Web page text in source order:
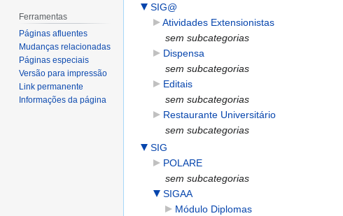
SIG@
Atividades Extensionistas
sem subcategorias
Dispensa
sem subcategorias
Editais
sem subcategorias
Restaurante Universitário
sem subcategorias
SIG
POLARE
sem subcategorias
SIGAA
Módulo Diplomas
Ferramentas
Páginas afluentes
Mudanças relacionadas
Páginas especiais
Versão para impressão
Link permanente
Informações da página